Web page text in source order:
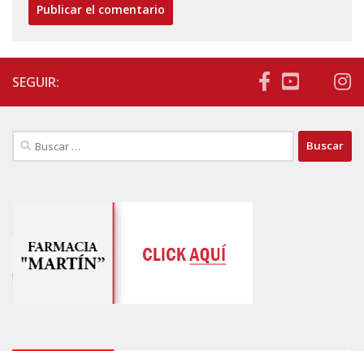
SEGUIR:
Buscar: